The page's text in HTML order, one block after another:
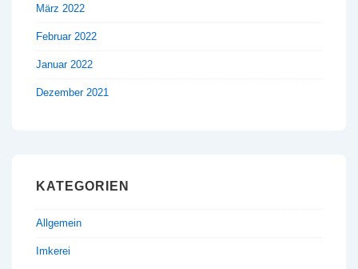
März 2022
Februar 2022
Januar 2022
Dezember 2021
KATEGORIEN
Allgemein
Imkerei